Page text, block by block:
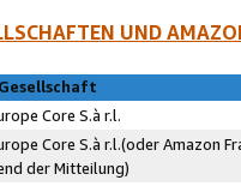
UND
Core S.à r.l.
Core S.à r.l.(oder Amazon
der Mitteilung)